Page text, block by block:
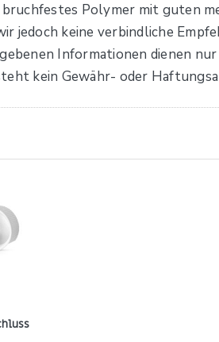
Polymer mit guten
jedoch keine verbindliche
Informationen dienen
kein Gewähr- oder
400